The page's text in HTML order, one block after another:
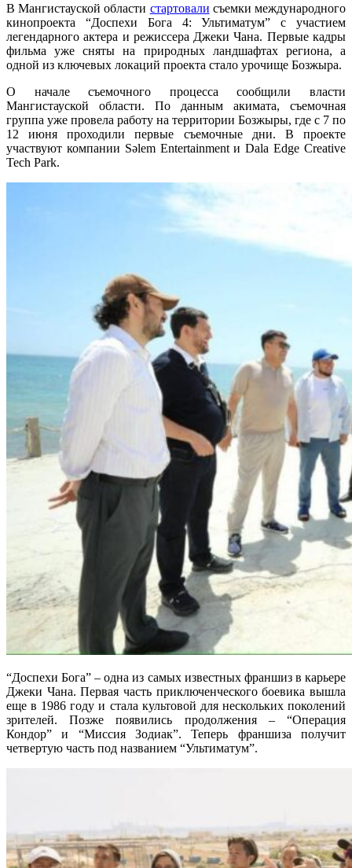
В Мангистауской области стартовали съемки международного
кинопроекта “Доспехи Бога 4: Ультиматум” с участием
легендарного актера и режиссера Джеки Чана. Первые кадры
фильма уже сняты на природных ландшафтах региона, а
одной из ключевых локаций проекта стало урочище Бозжыра.
О начале съемочного процесса сообщили власти
Мангистауской области. По данным акимата, съемочная
группа уже провела работу на территории Бозжыры, где с 7 по
12 июня проходили первые съемочные дни. В проекте
участвуют компании Sәlem Entertainment и Dala Edge Creative
Tech Park.
“Доспехи Бога” – одна из самых известных франшиз в карьере
Джеки Чана. Первая часть приключенческого боевика вышла
еще в 1986 году и стала культовой для нескольких поколений
зрителей. Позже появились продолжения – “Операция
Кондор” и “Миссия Зодиак”. Теперь франшиза получит
четвертую часть под названием “Ультиматум”.